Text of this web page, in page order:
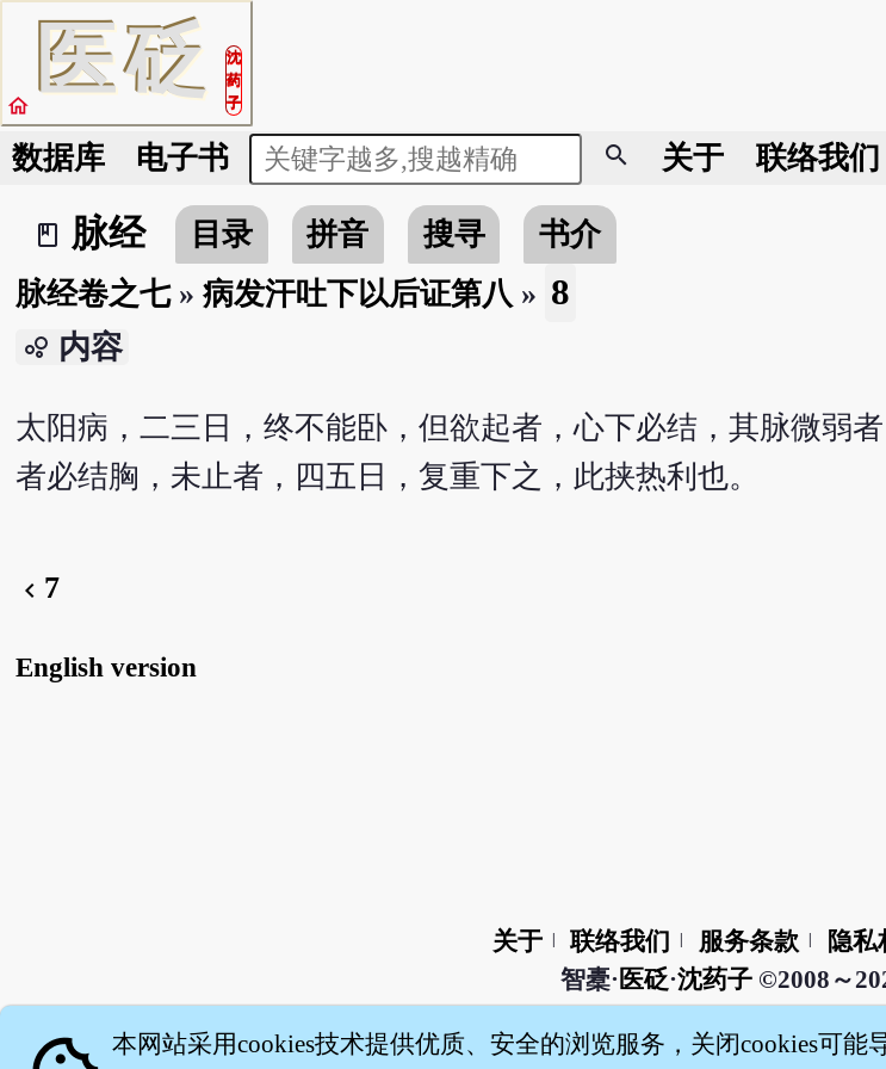
医砭
沈
药
子
home
数据库 电子书 search 关于 联络我们
book_2
脉经 目录 拼音 搜寻
书介
脉经卷之七» 病发汗吐下以后证第八 » 8
bubble_chart 内容
太阳病，二三日，终不能卧，但欲起者，心下必结，其脉微弱
者必结胸，未止者，四五日，复重下之，此挟热利也。
chevron_left 7
English version
关于 联络我们 服务条款 隐私
智橐· 医砭·沈药子©2008～
本网站采用cookies技术提供优质、安全的浏览服务，关闭cookies可能